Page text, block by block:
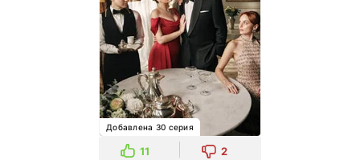
Добавлена 30 серия
11 2